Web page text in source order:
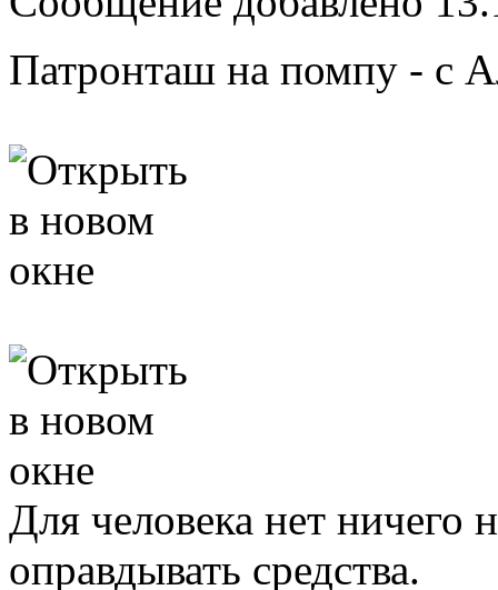
Патронташ на помпу - с
Для человека нет ничего
оправдывать средства.